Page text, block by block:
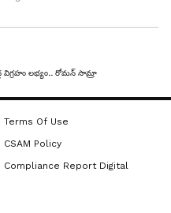
Terms Of Use
CSAM Policy
Compliance Report Digital